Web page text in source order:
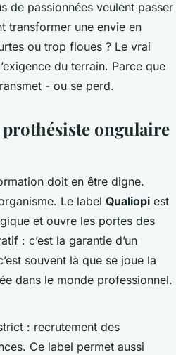
de passionnées veulent passer
transformer une envie en
ou trop floues ? Le vrai
du terrain. Parce que
- ou se perd.
ongulaire
doit en être digne.
Le label Qualiopi est
et ouvre les portes des
: c’est la garantie d’un
souvent là que se joue la
dans le monde professionnel.
: recrutement des
Ce label permet aussi